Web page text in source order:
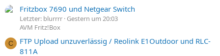
Fritzbox 7690 und Netgear Switch
Letzter: blurrrr Gestern um 20:03
AVM Fritz!Box
C
FTP Upload unzuverlässig / Reolink E1Outdoor und RLC-
811A